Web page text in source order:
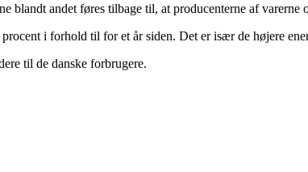
blandt andet føres tilbage til, at producenterne af varerne
i forhold til for et år siden. Det er især de højere
til de danske forbrugere.